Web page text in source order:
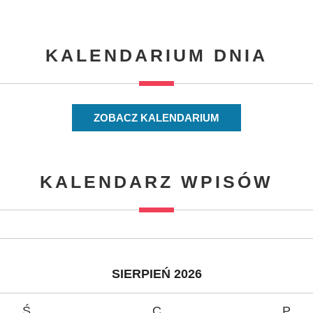
KALENDARIUM DNIA
ZOBACZ KALENDARIUM
KALENDARZ WPISÓW
SIERPIEŃ 2026